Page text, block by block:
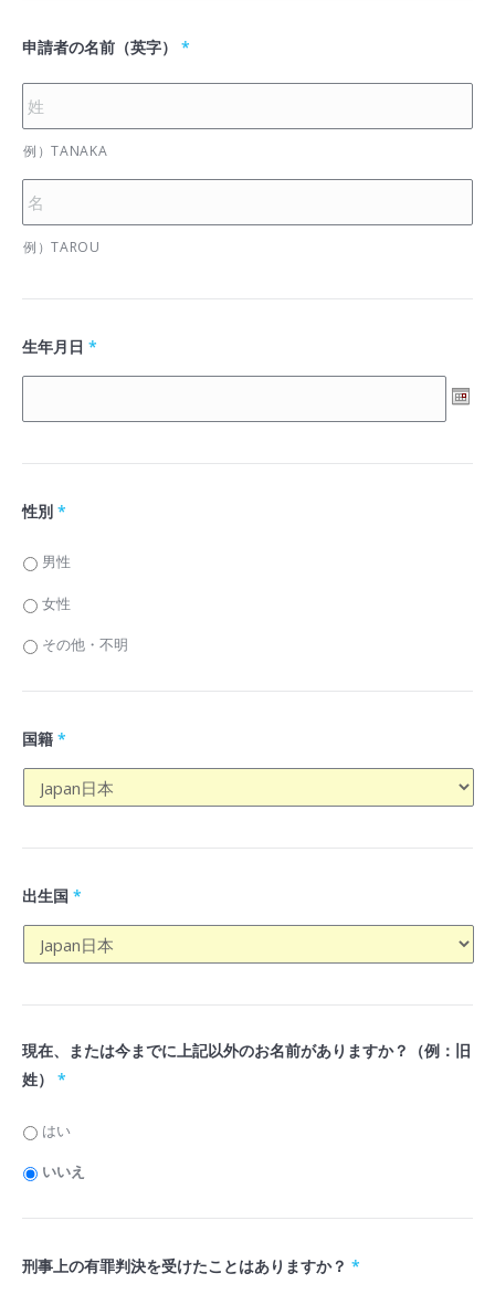
申請者の名前（英字） *
例）TANAKA
例）TAROU
生年月日 *
性別 *
男性
女性
その他・不明
国籍 *
出生国 *
現在、または今までに上記以外のお名前がありますか？（例：旧
姓）
*
はい
いいえ
刑事上の有罪判決を受けたことはありますか？ *